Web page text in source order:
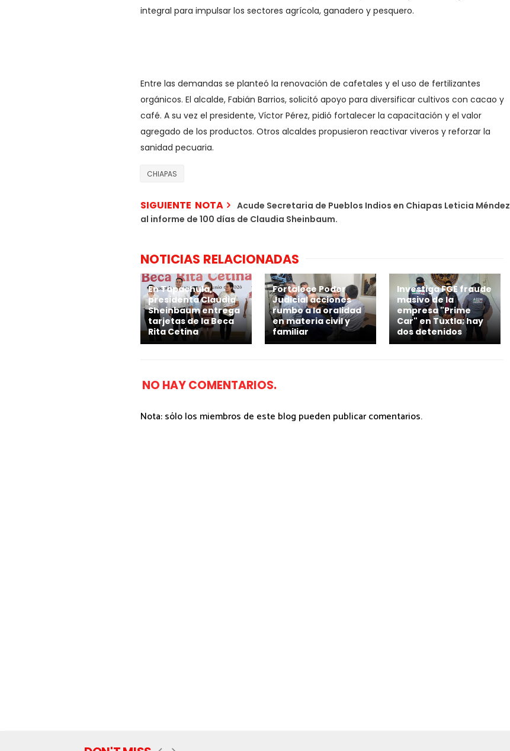
integral para impulsar los sectores agrícola, ganadero y pesquero.
Entre las demandas se planteó la renovación de cafetales y el uso de fertilizantes
orgánicos. El alcalde, Fabián Barrios, solicitó apoyo para diversificar cultivos con cacao y
café. A su vez el presidente, Víctor Pérez, pidió fortalecer la capacitación y el valor
agregado de los productos. Otros alcaldes propusieron reactivar viveros y reforzar la
sanidad pecuaria.
CHIAPAS
SIGUIENTE NOTA
Acude Secretaria de Pueblos Indios en Chiapas Leticia Méndez
al informe de 100 días de Claudia Sheinbaum.
NOTICIAS RELACIONADAS
En Tapachula,
presidenta Claudia
Sheinbaum entrega
tarjetas de la Beca
Rita Cetina
Fortalece Poder
Judicial acciones
rumbo a la oralidad
en materia civil y
familiar
Investiga FGE fraude
masivo de la
empresa "Prime
Car" en Tuxtla; hay
dos detenidos
NO HAY COMENTARIOS.
Nota: sólo los miembros de este blog pueden publicar comentarios.